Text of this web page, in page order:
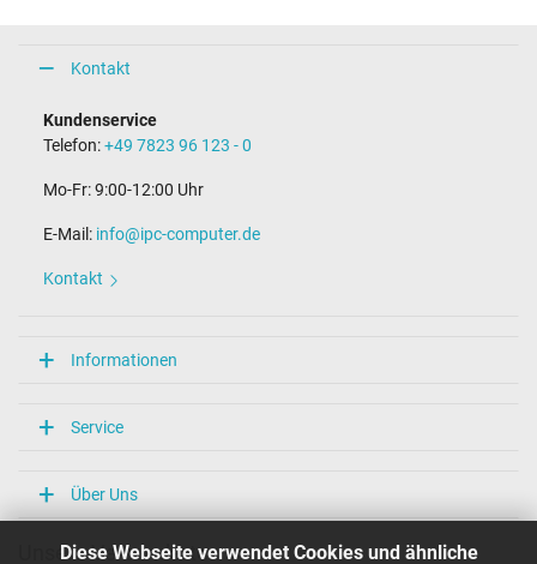
Diese Webseite verwendet Cookies und ähnliche
Kontakt
Kundenservice
Telefon:+49 7823 96 123 - 0
Mo-Fr: 9:00-12:00 Uhr
E-Mail: info@ipc-computer.de
Kontakt
Informationen
Service
Über Uns
Unsere Versandarten